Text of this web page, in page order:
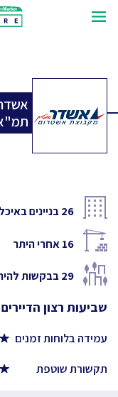
תמ"א
26בניינים
16אחרי היתר
29בבקשות
שביעות רצון הדיירים
עמידה בלוחות זמנים
תקשורת שוטפת